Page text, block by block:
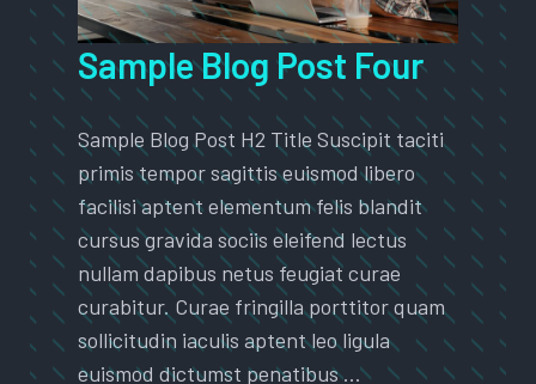
Sample Blog Post Four
Sample Blog Post H2 Title Suscipit taciti
primis tempor sagittis euismod libero
facilisi aptent elementum felis blandit
cursus gravida sociis eleifend lectus
nullam dapibus netus feugiat curae
curabitur. Curae fringilla porttitor quam
sollicitudin iaculis aptent leo ligula
euismod dictumst penatibus …